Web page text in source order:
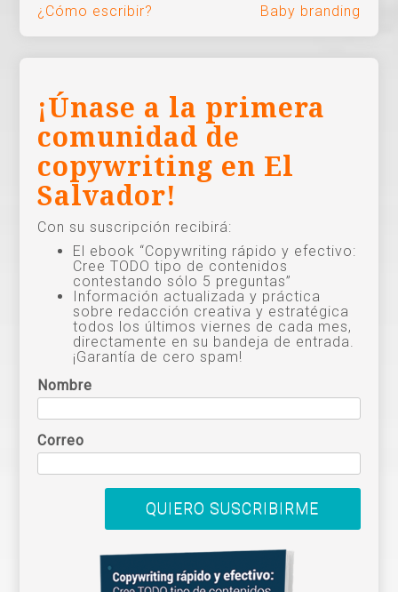
Navegación
de
¿Cómo escribir? Baby branding
¡Únase a la primera
comunidad de
copywriting en El
Salvador!
Con su suscripción recibirá:
El ebook “Copywriting rápido y efectivo:
Cree TODO tipo de contenidos
contestando sólo 5 preguntas”
Información actualizada y práctica
sobre redacción creativa y estratégica
todos los últimos viernes de cada mes,
directamente en su bandeja de entrada.
¡Garantía de cero spam!
Nombre
Correo